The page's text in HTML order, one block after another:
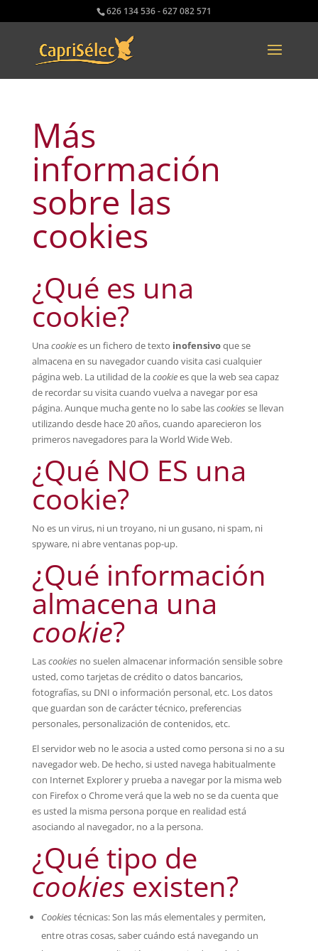
626 134 536 - 627 082 571
Más
información
sobre las
cookies
¿Qué es una
cookie?
Unacookiees un fichero de texto inofensivoque se
almacena en su navegador cuando visita casi cualquier
página web. La utilidad de lacookiees que la web sea capaz
de recordar su visita cuando vuelva a navegar por esa
página. Aunque mucha gente no lo sabe lascookies se llevan
utilizando desde hace 20 años, cuando aparecieron los
primeros navegadores para la World Wide Web.
¿Qué NO ES una
cookie?
No es un virus, ni un troyano, ni un gusano, ni spam, ni
spyware, ni abre ventanas pop-up.
¿Qué información
almacena una
cookie?
Lascookies no suelen almacenar información sensible sobre
usted, como tarjetas de crédito o datos bancarios,
fotografías, su DNI o información personal, etc. Los datos
que guardan son de carácter técnico, preferencias
personales, personalización de contenidos, etc.
El servidor web no le asocia a usted como persona si no a su
navegador web. De hecho, si usted navega habitualmente
con Internet Explorer y prueba a navegar por la misma web
con Firefox o Chrome verá que la web no se da cuenta que
es usted la misma persona porque en realidad está
asociando al navegador, no a la persona.
¿Qué tipo de
cookiesexisten?
Cookies técnicas: Son las más elementales y permiten,
entre otras cosas, saber cuándo está navegando un